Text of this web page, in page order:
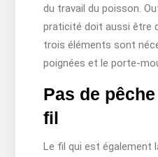
du travail du poisson.
praticité doit aussi être
trois éléments sont
poignées et le porte-
Pas de
fil
Le fil qui est également